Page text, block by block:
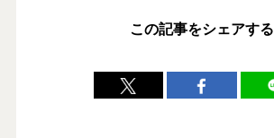
この記事をシェアする